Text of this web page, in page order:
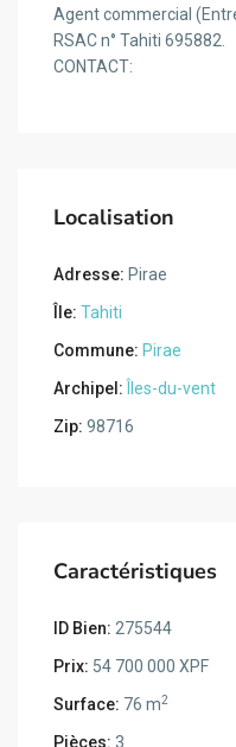
Agent commercial
RSAC n° Tahiti 695882.
CONTACT:
Localisation
Adresse: Pirae
Île: Tahiti
Commune: Pirae
Archipel:
Îles-du-vent
Zip: 98716
Caractéristiques
ID Bien: 275544
Prix: 54 700 000 XPF
Surface: 76 m2
Pièces: 3